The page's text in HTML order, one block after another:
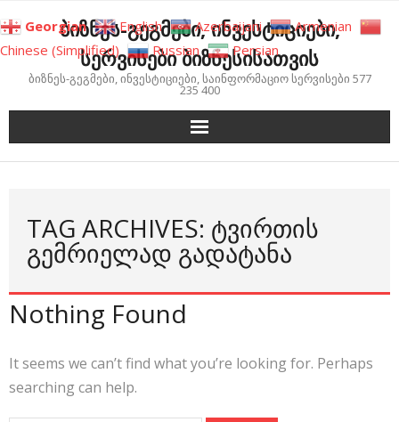
to
content
ბიზნეს-გეგმები, ინვესტიციები,
სერვისები ბიზნესისათვის
ბიზნეს-გეგმები, ინვესტიციები, საინფორმაციო სერვისები 577
235 400
TAG ARCHIVES: ᲢᲕᲘᲠᲗᲘᲡ
ᲒᲔᲛᲠᲘᲔᲚᲐᲓ ᲒᲐᲓᲐᲢᲐᲜᲐ
Nothing Found
It seems we can’t find what you’re looking for. Perhaps
searching can help.
Georgian English Azerbaijani
Armenian
Chinese (Simplified)
Russian Persian